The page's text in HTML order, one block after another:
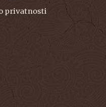
privatnosti